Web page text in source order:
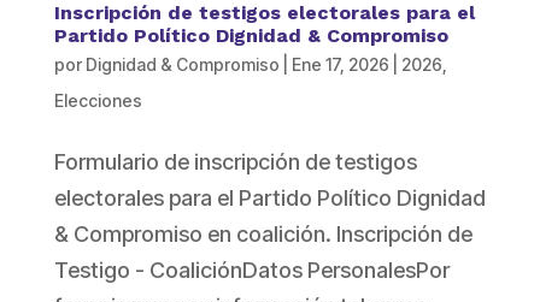
Inscripción de testigos electorales para el
Partido Político Dignidad & Compromiso
por Dignidad & Compromiso Ene 17, 2026 2026
Elecciones
Formulario de inscripción de testigos
electorales para el Partido Político Dignidad
& Compromiso en coalición. Inscripción de
Testigo - CoaliciónDatos PersonalesPor